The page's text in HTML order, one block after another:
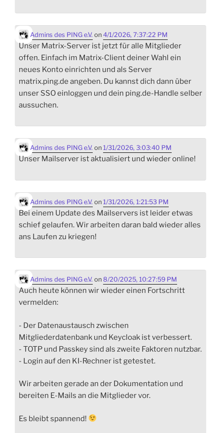
Admins des PING e.V. on 4/1/2026, 7:37:22 PM
Unser Matrix-Server ist jetzt für alle Mitglieder
offen. Einfach im Matrix-Client deiner Wahl ein
neues Konto einrichten und als Server
matrix.ping.de angeben. Du kannst dich dann über
unser SSO einloggen und dein ping.de-Handle selber
aussuchen.
Admins des PING e.V. on 1/31/2026, 3:03:40 PM
Unser Mailserver ist aktualisiert und wieder online!
Admins des PING e.V. on 1/31/2026, 1:21:53 PM
Bei einem Update des Mailservers ist leider etwas
schief gelaufen. Wir arbeiten daran bald wieder alles
ans Laufen zu kriegen!
Admins des PING e.V. on 8/20/2025, 10:27:59 PM
Auch heute können wir wieder einen Fortschritt
vermelden:
- Der Datenaustausch zwischen
Mitgliederdatenbank und Keycloak ist verbessert.
- TOTP und Passkey sind als zweite Faktoren nutzbar.
- Login auf den KI-Rechner ist getestet.
Wir arbeiten gerade an der Dokumentation und
bereiten E-Mails an die Mitglieder vor.
Es bleibt spannend!